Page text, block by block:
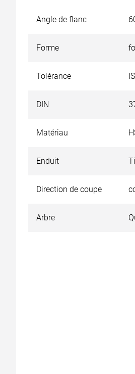
Angle de flanc
Forme
Tolérance
DIN
Matériau
Enduit
Direction de coupe
Arbre